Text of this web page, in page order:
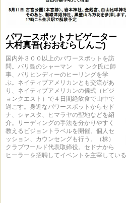
パワースポットナビゲーター
大村真吾(おおむらしんご)
国内外３００以上のパワースポットを訪
問。バリ島のシャーマン マ ンク氏に師
事、バリヒンディーのヒーリングを学
ぶ。ネイティブアメリカンとも交流があ
り、ネイティブアメリカンの儀式（ビジ
ョンクエスト）で４日間絶飲食で山中で
過ごす。身近なパワースポットからセド
ナ、シャスタ、ヒマラヤの聖地などを紹
介。リーディングの手法を分かりやすく
教えるビジョントラベルを開催。個人セ
ッション、カウンセングも行う。（株）
クラブワールド代表取締役。セドナから
ヒーラーを招聘してイベントを主宰している